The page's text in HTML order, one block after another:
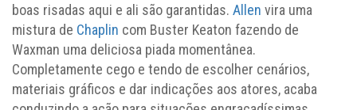
boas risadas aqui e ali são garantidas. Allen vira uma
mistura de Chaplin com Buster Keaton fazendo de
Waxman uma deliciosa piada momentânea.
Completamente cego e tendo de escolher cenários,
materiais gráficos e dar indicações aos atores, acaba